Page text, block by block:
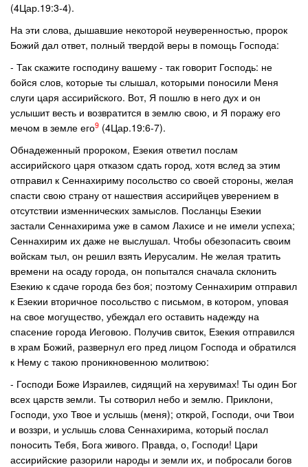
(4Цар.19:3-4).
На эти слова, дышавшие некоторой неуверенностью, пророк
Божий дал ответ, полный твердой веры в помощь Господа:
- Так скажите господину вашему - так говорит Господь: не
бойся слов, которые ты слышал, которыми поносили Меня
слуги царя ассирийского. Вот, Я пошлю в него дух и он
услышит весть и возвратится в землю свою, и Я поражу его
мечом в земле его9 (4Цар.19:6-7).
Обнадеженный пророком, Езекия ответил послам
ассирийского царя отказом сдать город, хотя вслед за этим
отправил к Сеннахириму посольство со своей стороны, желая
спасти свою страну от нашествия ассирийцев уверением в
отсутствии изменнических замыслов. Посланцы Езекии
застали Сеннахирима уже в самом Лахисе и не имели успеха;
Сеннахирим их даже не выслушал. Чтобы обезопасить своим
войскам тыл, он решил взять Иерусалим. Не желая тратить
времени на осаду города, он попытался сначала склонить
Езекию к сдаче города без боя; поэтому Сеннахирим отправил
к Езекии вторичное посольство с письмом, в котором, уповая
на свое могущество, убеждал его оставить надежду на
спасение города Иеговою. Получив свиток, Езекия отправился
в храм Божий, развернул его пред лицом Господа и обратился
к Нему с такою проникновенною молитвою:
- Господи Боже Израилев, сидящий на херувимах! Ты один Бог
всех царств земли. Ты сотворил небо и землю. Приклони,
Господи, ухо Твое и услышь (меня); открой, Господи, очи Твои
и воззри, и услышь слова Сеннахирима, который послал
поносить Тебя, Бога живого. Правда, о, Господи! Цари
ассирийские разорили народы и земли их, и побросали богов